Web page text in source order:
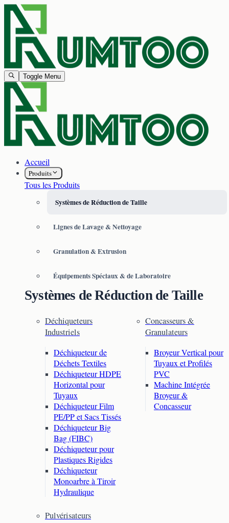
Toggle Menu
Accueil
Produits
Tous les Produits
Systèmes de Réduction de Taille
Lignes de Lavage & Nettoyage
Granulation & Extrusion
Équipements Spéciaux & de Laboratoire
Systèmes de Réduction de Taille
Déchiqueteurs
Industriels
Déchiqueteur de
Déchets Textiles
Déchiqueteur HDPE
Horizontal pour
Tuyaux
Déchiqueteur Film
PE/PP et Sacs Tissés
Déchiqueteur Big
Bag (FIBC)
Déchiqueteur pour
Plastiques Rigides
Déchiqueteur
Monoarbre à Tiroir
Hydraulique
Concasseurs &
Granulateurs
Broyeur Vertical pour
Tuyaux et Profilés
PVC
Machine Intégrée
Broyeur &
Concasseur
Pulvérisateurs